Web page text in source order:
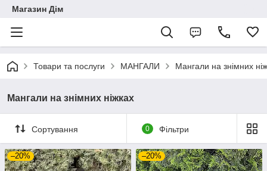
Магазин Дім
Товари та послуги МАНГАЛИ Мангали на знімних
Мангали на знімних ніжках
Сортування 0 Фільтри
–20% –20%